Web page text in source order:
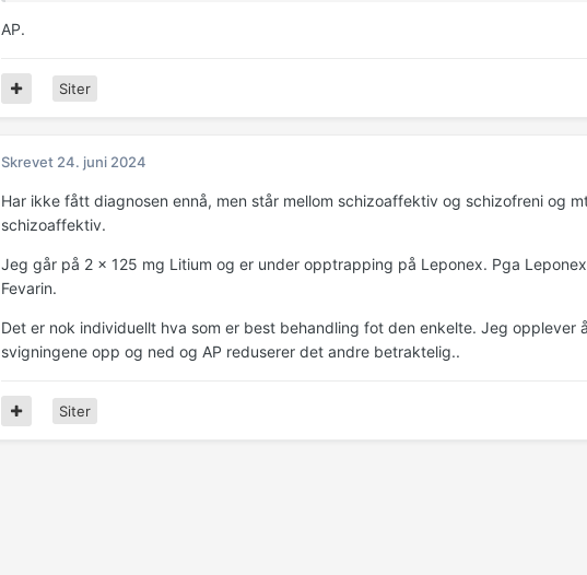
AP.
Siter
Skrevet 24. juni 2024
Har ikke fått diagnosen ennå, men står mellom schizoaffektiv og schizofreni og
schizoaffektiv.
Jeg går på 2 x 125 mg Litium og er under opptrapping på Leponex. Pga
Fevarin.
Det er nok individuellt hva som er best behandling fot den enkelte. Jeg
svigningene opp og ned og AP reduserer det andre betraktelig..
Siter